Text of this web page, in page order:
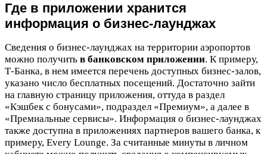
Где в приложении хранится
информация о бизнес-лаунджах
Сведения о бизнес-лаунджах на территории аэропортов
можно получить в банковском приложении. К примеру,
Т-Банка, в нем имеется перечень доступных бизнес-залов,
указано число бесплатных посещений. Достаточно зайти
на главную страницу приложения, оттуда в раздел
«Кэшбек с бонусами», подраздел «Премиум», а далее в
«Премиальные сервисы». Информация о бизнес-лаунджах
также доступна в приложениях партнеров вашего банка, к
примеру, Every Lounge. За считанные минуты в личном